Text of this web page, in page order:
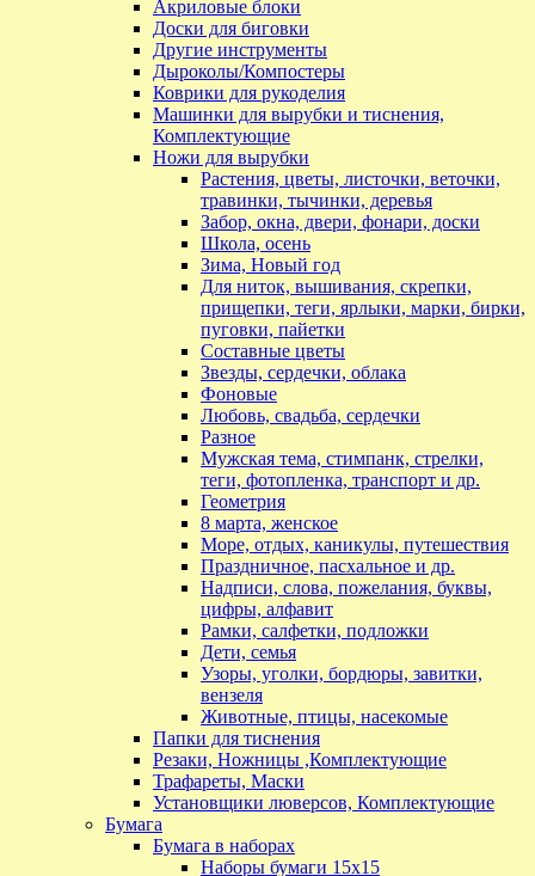
Акриловые блоки
Доски для биговки
Другие инструменты
Дыроколы/Компостеры
Коврики для рукоделия
Машинки для вырубки и тиснения,
Комплектующие
Ножи для вырубки
Растения, цветы, листочки, веточки,
травинки, тычинки, деревья
Забор, окна, двери, фонари, доски
Школа, осень
Зима, Новый год
Для ниток, вышивания, скрепки,
прищепки, теги, ярлыки, марки, бирки,
пуговки, пайетки
Составные цветы
Звезды, сердечки, облака
Фоновые
Любовь, свадьба, сердечки
Разное
Мужская тема, стимпанк, стрелки,
теги, фотопленка, транспорт и др.
Геометрия
8 марта, женское
Море, отдых, каникулы, путешествия
Праздничное, пасхальное и др.
Надписи, слова, пожелания, буквы,
цифры, алфавит
Рамки, салфетки, подложки
Дети, семья
Узоры, уголки, бордюры, завитки,
вензеля
Животные, птицы, насекомые
Папки для тиснения
Резаки, Ножницы ,Комплектующие
Трафареты, Маски
Установщики люверсов, Комплектующие
Бумага
Бумага в наборах
Наборы бумаги 15х15